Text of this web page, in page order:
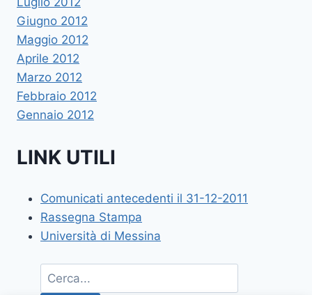
Giugno 2012
Maggio 2012
Aprile 2012
Marzo 2012
Febbraio 2012
Gennaio 2012
LINK UTILI
Comunicati antecedenti il 31-12-2011
Rassegna Stampa
Università di Messina